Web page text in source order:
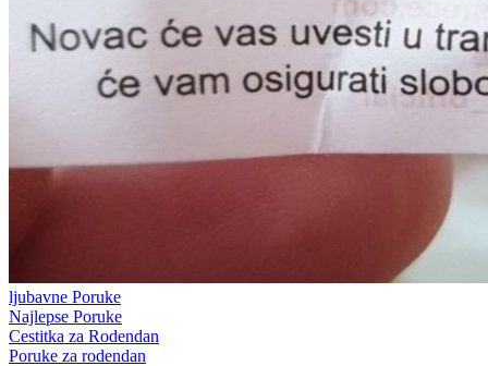
ljubavne Poruke
Najlepse Poruke
Cestitka za Rodendan
Poruke za rodendan